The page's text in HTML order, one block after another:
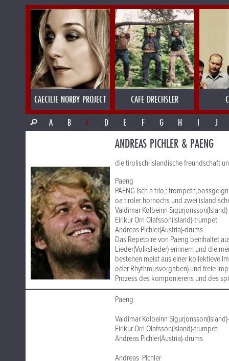
CAECILIE NORBY PROJECT CAFE DRECHSLER
A
B C D E F G H I J
ANDREAS PICHLER & PAENG
die tirolisch-islandische freundschaft
Paeng
PAENG isch a trio,:
oa tiroler hornochs und zwei
Valdimar Kolbeinn
Eirikur Orri Olafsson(Island)-trumpet
Andreas Pichler(Austria)-drums
Das Repetoire von Paeng beinhaltet
Lieder(Volkslieder) erinnern und die
bestehen meist aus einer kollektieve
oder Rhythmusvorgaben) und freie
Prozess des komponierens und des
Paeng
Valdimar Kolbeinn
Eirikur Orri Olafsson(Island)-trumpet
Andreas Pichler(Austria)-drums
Andreas Pichler